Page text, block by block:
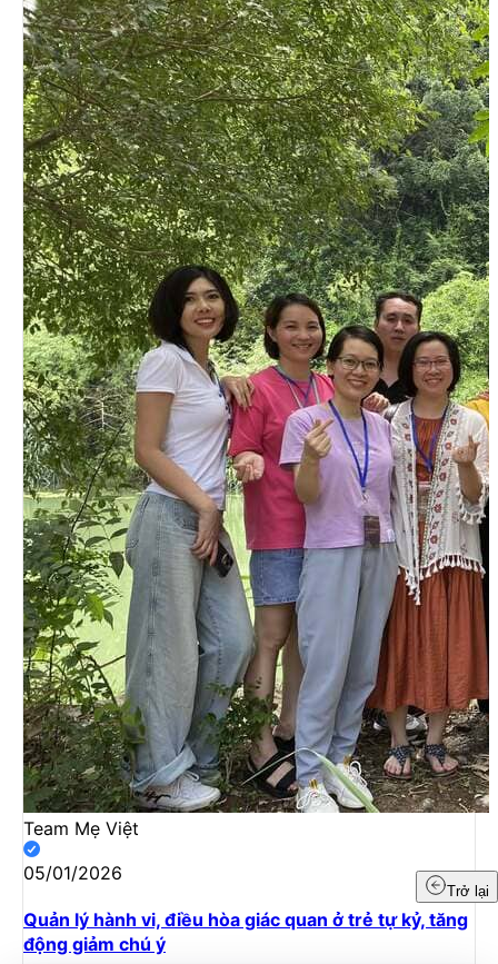
Trở lại
Team Mẹ Việt
05/01/2026
Quản lý hành vi, điều hòa giác quan ở trẻ tự kỷ, tăng
động giảm chú ý